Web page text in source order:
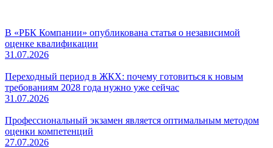
В «РБК Компании» опубликована статья о независимой
оценке квалификации
31.07.2026
Переходный период в ЖКХ: почему готовиться к новым
требованиям 2028 года нужно уже сейчас
31.07.2026
Профессиональный экзамен является оптимальным методом
оценки компетенций
27.07.2026